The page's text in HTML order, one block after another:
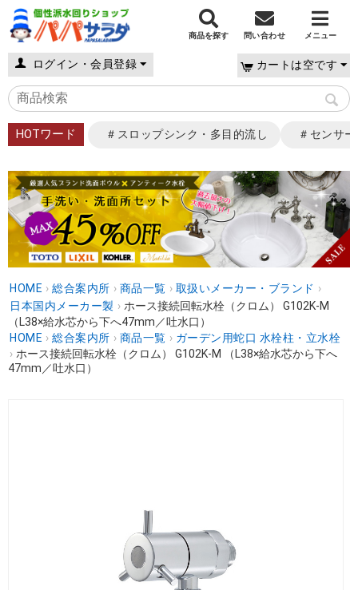
商品を探す 問い合わせ メニュー
ログイン・会員登録 カートは空です
HOTワード ＃スロップシンク・多目的流し ＃センサ
HOME › 総合案内所 › 商品一覧 › 取扱いメーカー・ブランド ›
日本国内メーカー製 › ホース接続回転水栓（クロム） G102K-M
（L38×給水芯から下へ47mm／吐水口）
HOME › 総合案内所 › 商品一覧 › ガーデン用蛇口 水栓柱・立水栓
› ホース接続回転水栓（クロム） G102K-M （L38×給水芯から下へ
47mm／吐水口）